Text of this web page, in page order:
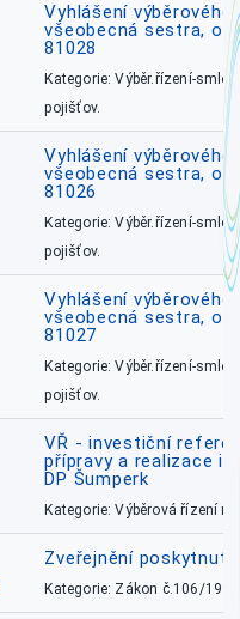
Vyhlášení
všeobecná sestra,
81028
Kategorie: Výběr.řízení-
pojišťov.
Vyhlášení
všeobecná sestra,
81026
Kategorie: Výběr.řízení-
pojišťov.
Vyhlášení
všeobecná sestra,
81027
Kategorie: Výběr.řízení-
pojišťov.
VŘ - investiční
přípravy a realizace
DP Šumperk
Kategorie: Výběrová řízení
Zveřejnění
Kategorie: Zákon č.106/1999